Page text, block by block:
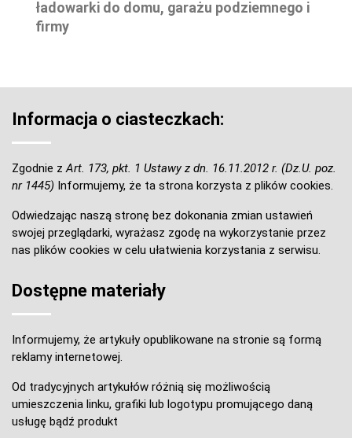
ładowarki do domu, garażu podziemnego i
firmy
Informacja o ciasteczkach:
Zgodnie zArt. 173, pkt. 1 Ustawy z dn. 16.11.2012 r. (Dz.U. poz.
nr 1445) Informujemy, że ta strona korzysta z plików cookies.
Odwiedzając naszą stronę bez dokonania zmian ustawień
swojej przeglądarki, wyrażasz zgodę na wykorzystanie przez
nas plików cookies w celu ułatwienia korzystania z serwisu.
Dostępne materiały
Informujemy, że artykuły opublikowane na stronie są formą
reklamy internetowej.
Od tradycyjnych artykułów różnią się możliwością
umieszczenia linku, grafiki lub logotypu promującego daną
usługę bądź produkt